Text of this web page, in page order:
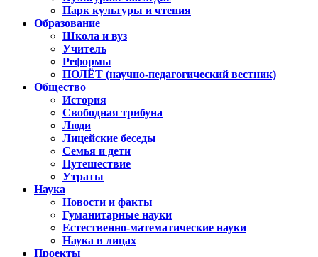
Парк культуры и чтения
Образование
Школа и вуз
Учитель
Реформы
ПОЛЁТ (научно-педагогический вестник)
Общество
История
Свободная трибуна
Люди
Лицейские беседы
Семья и дети
Путешествие
Утраты
Наука
Новости и факты
Гуманитарные науки
Естественно-математические науки
Наука в лицах
Проекты